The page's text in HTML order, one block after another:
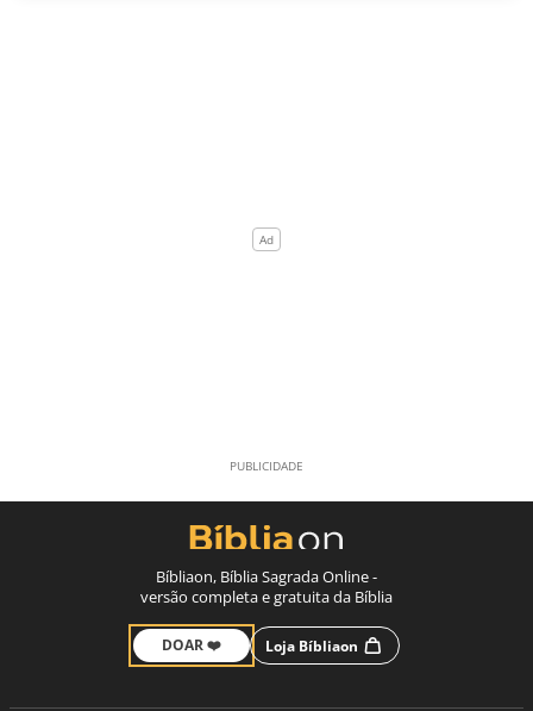
Bíbliaon, Bíblia Sagrada Online -
versão completa e gratuita da Bíblia
DOAR ❤️ Loja Bíbliaon